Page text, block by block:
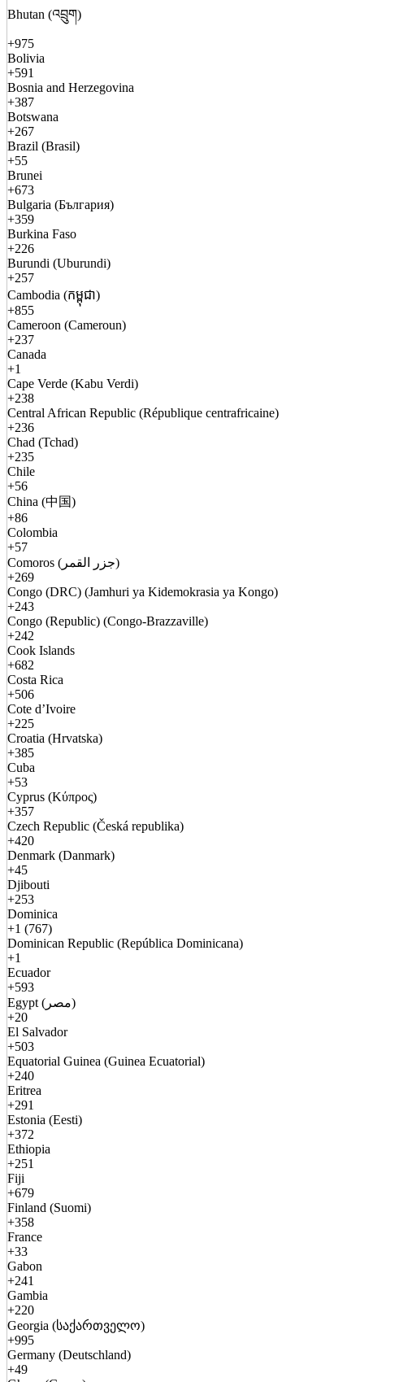
Bhutan (འབྲུག)
+975
Bolivia
+591
Bosnia and Herzegovina
+387
Botswana
+267
Brazil (Brasil)
+55
Brunei
+673
Bulgaria (България)
+359
Burkina Faso
+226
Burundi (Uburundi)
+257
Cambodia (កម្ពុជា)
+855
Cameroon (Cameroun)
+237
Canada
+1
Cape Verde (Kabu Verdi)
+238
Central African Republic (République centrafricaine)
+236
Chad (Tchad)
+235
Chile
+56
China (中国)
+86
Colombia
+57
Comoros (جزر القمر)
+269
Congo (DRC) (Jamhuri ya Kidemokrasia ya Kongo)
+243
Congo (Republic) (Congo-Brazzaville)
+242
Cook Islands
+682
Costa Rica
+506
Cote d’Ivoire
+225
Croatia (Hrvatska)
+385
Cuba
+53
Cyprus (Κύπρος)
+357
Czech Republic (Česká republika)
+420
Denmark (Danmark)
+45
Djibouti
+253
Dominica
+1 (767)
Dominican Republic (República Dominicana)
+1
Ecuador
+593
Egypt (مصر)
+20
El Salvador
+503
Equatorial Guinea (Guinea Ecuatorial)
+240
Eritrea
+291
Estonia (Eesti)
+372
Ethiopia
+251
Fiji
+679
Finland (Suomi)
+358
France
+33
Gabon
+241
Gambia
+220
Georgia (საქართველო)
+995
Germany (Deutschland)
+49